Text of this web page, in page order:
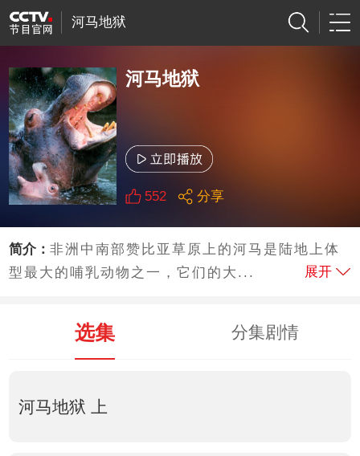
河马地狱
河马地狱
552 分享
简介：非洲中南部赞比亚草原上的河马是陆地上体
型最大的哺乳动物之一，它们的大...
展开
选集 分集剧情
河马地狱 上